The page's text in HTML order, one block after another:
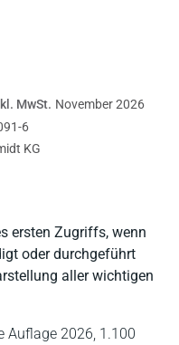
ersten Zugriffs, wenn
oder durchgeführt
aller wichtigen
Auflage 2026, 1.100
MwSt. November 2026
6
KG